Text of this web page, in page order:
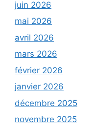
juin 2026
mai 2026
avril 2026
mars 2026
février 2026
janvier 2026
décembre 2025
novembre 2025